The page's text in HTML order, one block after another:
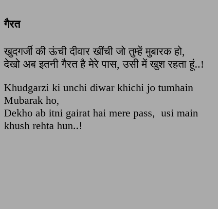
गैरत
खुदगर्जी की ऊंची दीवार खींची जो तुम्हें मुबारक हो,
देखो अब इतनी गैरत है मेरे पास, उसी में खुश रहता हूं..!
Khudgarzi ki unchi diwar khichi jo tumhain
Mubarak ho,
Dekho ab itni gairat hai mere pass, usi main
khush rehta hun..!